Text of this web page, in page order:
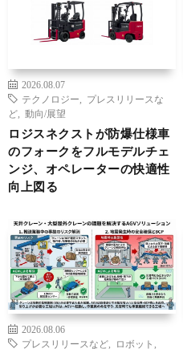
2026.08.07
テクノロジー
プレスリリースな
ど
動向/展望
ロジスネクストが防爆仕様車
のフォークをフルモデルチェ
ンジ、オペレーターの快適性
向上図る
2026.08.06
プレスリリースなど
ロボット